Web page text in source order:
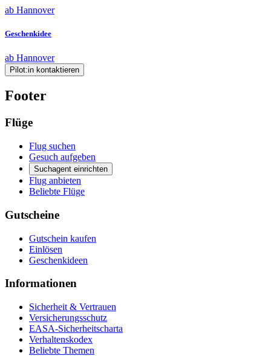
ab Hannover
Geschenkidee
ab Hannover
Pilot:in kontaktieren
Footer
Flüge
Flug suchen
Gesuch aufgeben
Suchagent einrichten
Flug anbieten
Beliebte Flüge
Gutscheine
Gutschein kaufen
Einlösen
Geschenkideen
Informationen
Sicherheit & Vertrauen
Versicherungsschutz
EASA-Sicherheitscharta
Verhaltenskodex
Beliebte Themen